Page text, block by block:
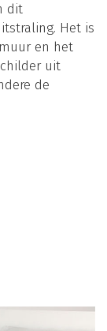
dit
Het is
en het
uit
de